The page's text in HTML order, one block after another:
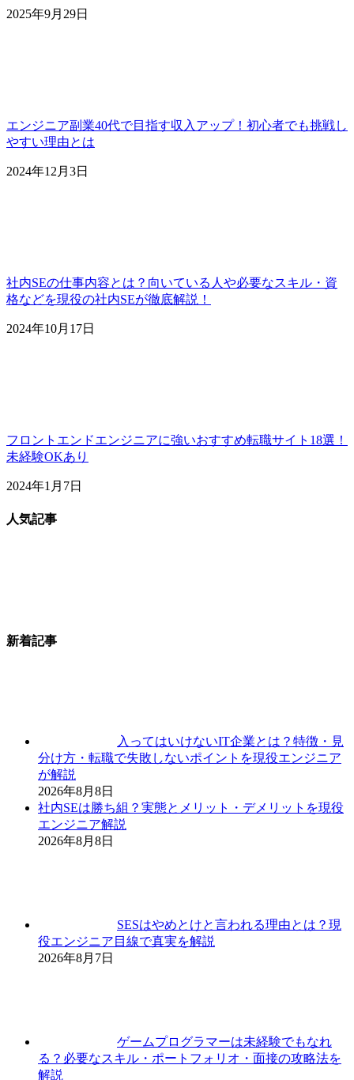
2025年9月29日
エンジニア副業40代で目指す収入アップ！初心者でも挑戦し
やすい理由とは
2024年12月3日
社内SEの仕事内容とは？向いている人や必要なスキル・資
格などを現役の社内SEが徹底解説！
2024年10月17日
フロントエンドエンジニアに強いおすすめ転職サイト18選！
未経験OKあり
2024年1月7日
人気記事
新着記事
入ってはいけないIT企業とは？特徴・見
分け方・転職で失敗しないポイントを現役エンジニア
が解説
2026年8月8日
社内SEは勝ち組？実態とメリット・デメリットを現役
エンジニア解説
2026年8月8日
SESはやめとけと言われる理由とは？現
役エンジニア目線で真実を解説
2026年8月7日
ゲームプログラマーは未経験でもなれ
る？必要なスキル・ポートフォリオ・面接の攻略法を
解説